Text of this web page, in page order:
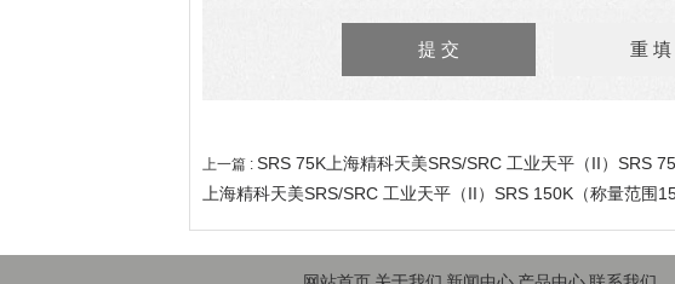
上一篇 : SRS 75K上海精科天美SRS/SRC 工业天平（II）SRS
上海精科天美SRS/SRC 工业天平（II）SRS 150K（称量范围